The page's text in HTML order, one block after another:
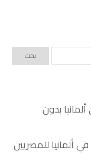
بدون
ألمانيا للمصريين